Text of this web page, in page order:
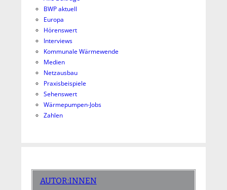
BWP aktuell
Europa
Hörenswert
Interviews
Kommunale Wärmewende
Medien
Netzausbau
Praxisbeispiele
Sehenswert
Wärmepumpen-Jobs
Zahlen
AUTOR:INNEN